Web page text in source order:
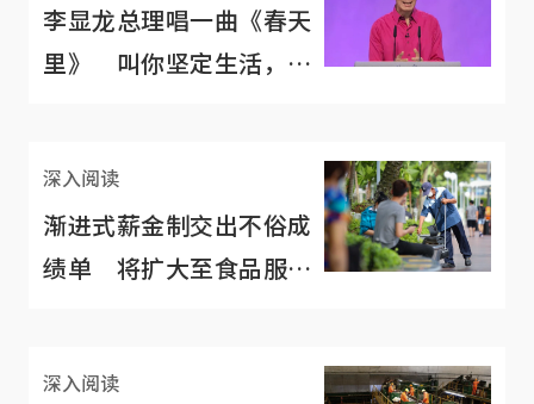
李显龙总理唱一曲《春天
里》 叫你坚定生活，不
深入阅读
渐进式薪金制交出不俗成
绩单 将扩大至食品服务
深入阅读